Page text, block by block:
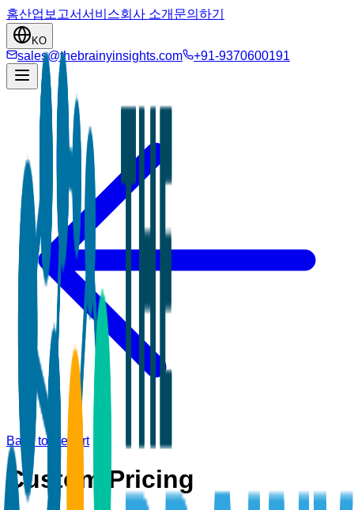
홈산업 보고서서비스회사 소개 문의하기
KO
sales@thebrainyinsights.com +91-9370600191
Back to Report
Custom Pricing